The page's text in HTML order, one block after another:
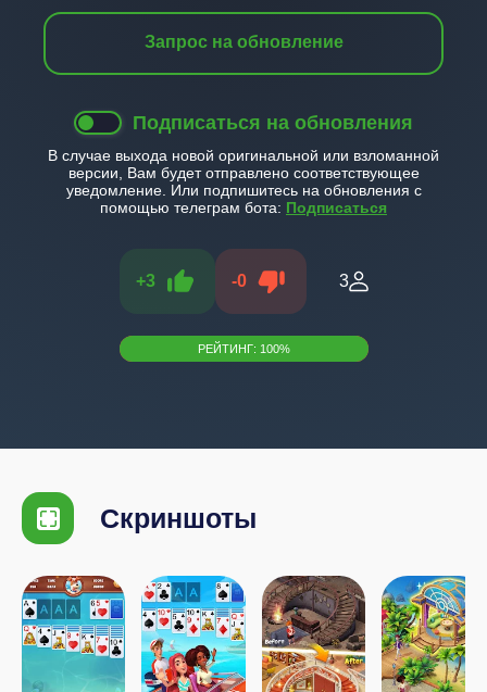
Запрос на обновление
Подписаться на обновления
В случае выхода новой оригинальной или взломанной
версии, Вам будет отправлено соответствующее
уведомление. Или подпишитесь на обновления с
помощью телеграм бота: Подписаться
+3 -0 3
РЕЙТИНГ: 100%
Скриншоты